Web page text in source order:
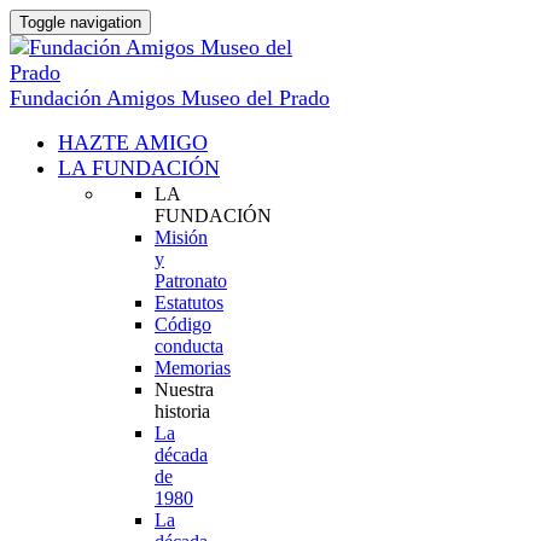
Toggle navigation
Fundación Amigos Museo del Prado
HAZTE AMIGO
LA FUNDACIÓN
LA
FUNDACIÓN
Misión
y
Patronato
Estatutos
Código
conducta
Memorias
Nuestra
historia
La
década
de
1980
La